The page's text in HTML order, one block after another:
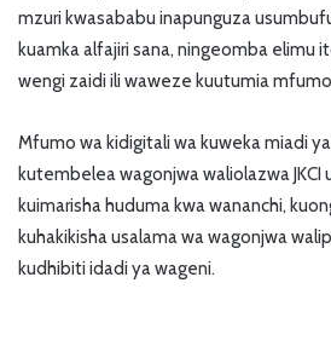
mzuri kwasababu inapunguza
kuamka alfajiri sana, ningeomba elimu
wengi zaidi ili waweze kuutumia
Mfumo wa kidigitali wa kuweka miadi
kutembelea wagonjwa waliolazwa JKCI
kuimarisha huduma kwa wananchi,
kuhakikisha usalama wa wagonjwa
kudhibiti idadi ya wageni.